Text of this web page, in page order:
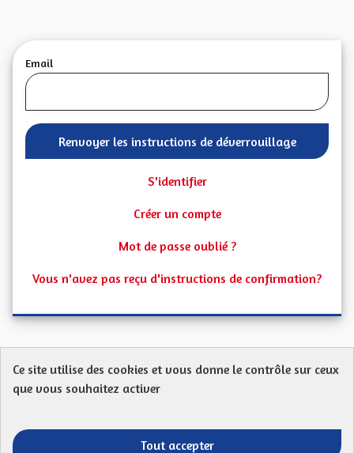
Email
Renvoyer les instructions de déverrouillage
S'identifier
Créer un compte
Mot de passe oublié ?
Vous n'avez pas reçu d'instructions de confirmation?
Protection des Données
Télécharger les fichiers Open Data
Ce site utilise des cookies et vous donne le contrôle sur ceux
que vous souhaitez activer
Tout accepter